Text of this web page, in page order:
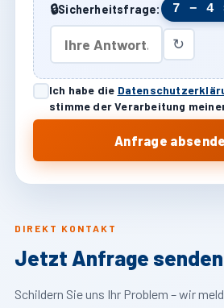
DIREKT KONTAKT
Jetzt Anfrage senden
Schildern Sie uns Ihr Problem – wir
🔒Sicherheitsfrage: 7 − 4
↻
Ich habe die
stimme der Verarbeitung
Anfrage